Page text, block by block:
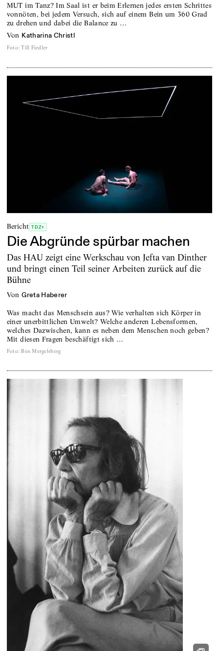
MUT im Tanz? Im Saal ist er beim Erlernen jedes ersten Schrittes
vonnöten, bei jedem Versuch, sich auf einem Bein um 360 Grad
zu drehen und dabei die Balance zu …
von Katharina Christl
Foto: Till Fiedler
Bericht TDZ+
Die Abgründe spürbar machen
Das HAU zeigt eine Werkschau von Jefta van Dinther
und bringt einen Teil seiner Arbeiten zurück auf die
Bühne
von Greta Haberer
Was macht das Menschsein aus? Wie verhalten sich Körper in
einer unerbittlichen Umwelt? Welche anderen Lebensformen,
welches Dazwischen, kann es neben dem Menschen noch geben?
Mit diesen Fragen beschäftigt sich …
Foto: Ben Mergelsberg